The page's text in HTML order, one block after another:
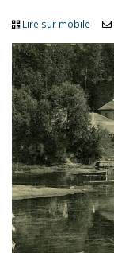
Lire sur mobile